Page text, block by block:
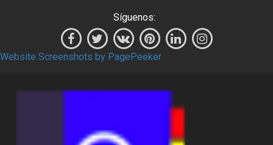
Síguenos:
Website Screenshots by PagePeeker